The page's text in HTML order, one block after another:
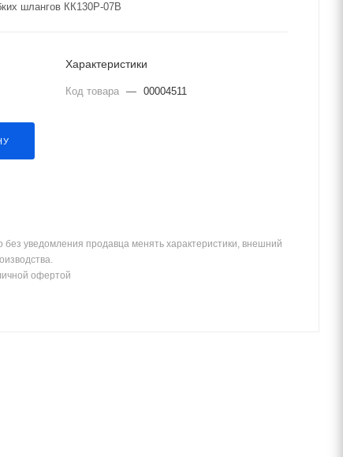
шлангов КК130Р-07В
Характеристики
Код товара — 00004511
без уведомления продавца менять характеристики, внешний
офертой